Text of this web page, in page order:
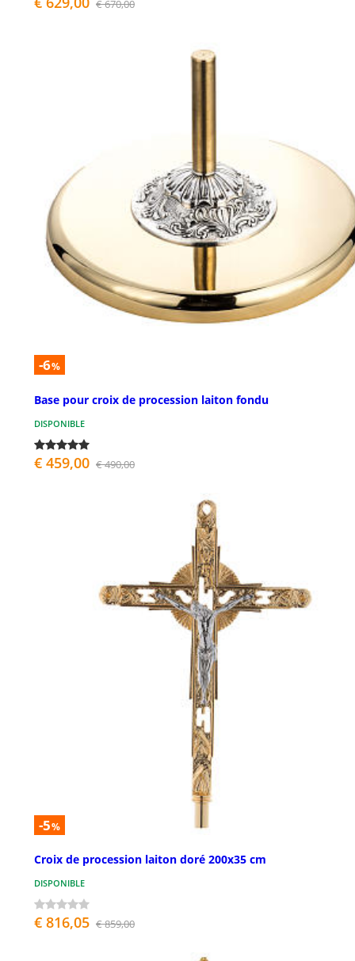
€ 670,00
-6%
Base pour croix de procession laiton fondu
DISPONIBLE
€ 459,00 € 490,00
-5%
Croix de procession laiton doré 200x35 cm
DISPONIBLE
€ 816,05 € 859,00